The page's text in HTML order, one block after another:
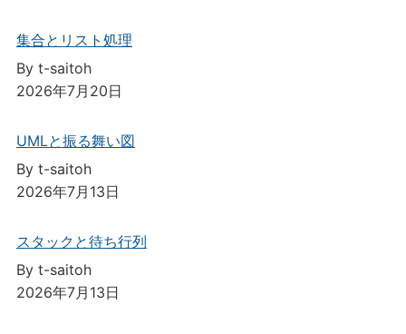
集合とリスト処理
By t-saitoh
2026年7月20日
UMLと振る舞い図
By t-saitoh
2026年7月13日
スタックと待ち行列
By t-saitoh
2026年7月13日